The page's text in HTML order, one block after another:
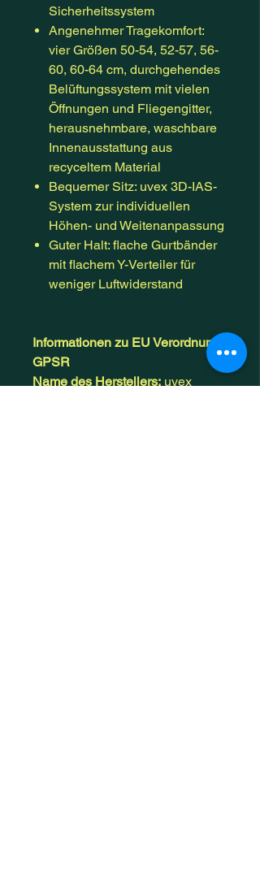
Sicherheitssystem
Angenehmer Tragekomfort:
vier Größen 50-54, 52-57, 56-
60, 60-64 cm, durchgehendes
Belüftungssystem mit vielen
Öffnungen und Fliegengitter,
herausnehmbare, waschbare
Innenausstattung aus
recyceltem Material
Bequemer Sitz: uvex 3D-IAS-
System zur individuellen
Höhen- und Weitenanpassung
Guter Halt: flache Gurtbänder
mit flachem Y-Verteiler für
weniger Luftwiderstand
Informationen zu EU Verordnung
GPSR
Name des Herstellers: uvex